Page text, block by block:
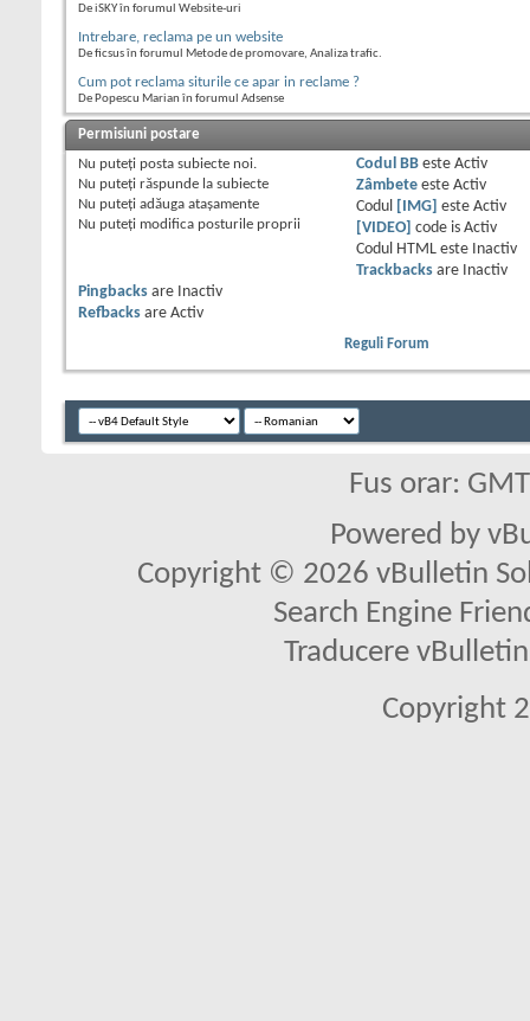
De iSKY în forumul Website-uri
Intrebare, reclama pe un website
De ficsus în forumul Metode de promovare, Analiza trafic.
Cum pot reclama siturile ce apar in reclame ?
De Popescu Marian în forumul Adsense
Permisiuni postare
Nu puteţi posta subiecte noi.
Nu puteţi răspunde la subiecte
Nu puteţi adăuga ataşamente
Nu puteţi modifica posturile proprii
Codul BBeste Activ
Zâmbeteeste Activ
Codul
[IMG] este Activ
[VIDEO]
code is Activ
Codul HTML este
Inactiv
Trackbacksare
Inactiv
Pingbacks are
Inactiv
Refbacks are Activ
Reguli Forum
Fus orar:
Powered by
Copyright © 2026 vBulletin
Search Engine
Traducere
Copyright